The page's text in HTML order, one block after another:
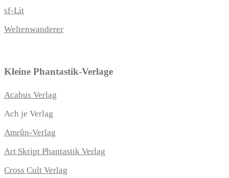
sf-Lit
Weltenwanderer
Kleine Phantastik-Verlage
Acabus Verlag
Ach je Verlag
Amrûn-Verlag
Art Skript Phantastik Verlag
Cross Cult Verlag